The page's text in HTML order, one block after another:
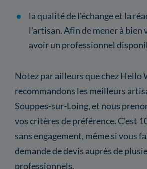
la qualité de l'échange et la
l'artisan. Afin de mener à bien
avoir un professionnel
Notez par ailleurs que chez Hello
recommandons les meilleurs
Souppes-sur-Loing, et nous
vos critères de préférence. C'est
sans engagement, même si vous
demande de devis auprès de
professionnels.